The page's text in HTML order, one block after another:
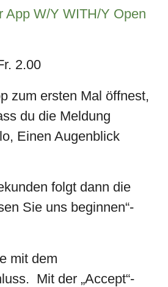
App W/Y WITH/Y Open
2.00
zum ersten Mal öffnest,
du die Meldung
Einen Augenblick
folgt dann die
Sie uns beginnen“-
mit dem
Mit der „Accept“-